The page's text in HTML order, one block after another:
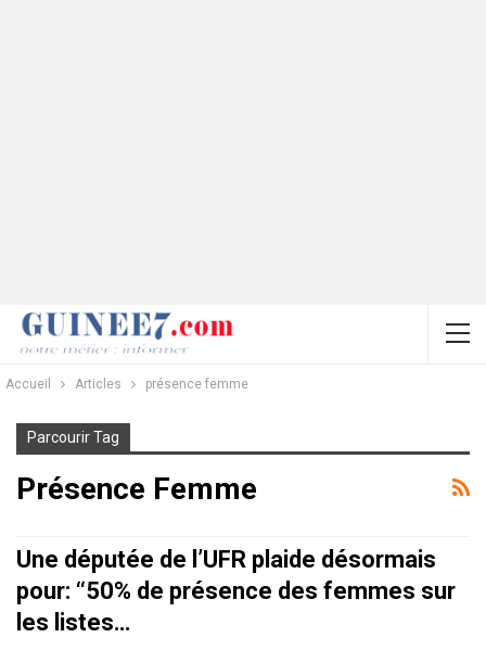
Accueil Articles présence femme
Parcourir Tag
Présence Femme
Une députée de l’UFR plaide désormais
pour: ‘‘50% de présence des femmes sur
les listes…